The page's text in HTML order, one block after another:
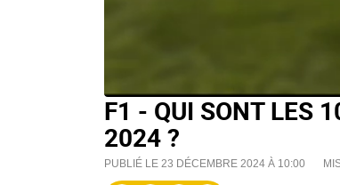
F1 - QUI SONT LES
2024 ?
PUBLIÉ LE 23 DÉCEMBRE 2024 À 10:00